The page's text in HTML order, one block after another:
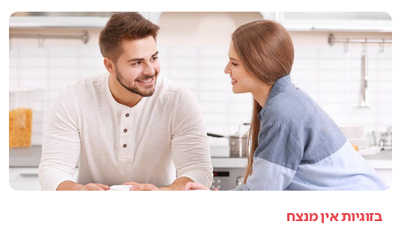
בזוגיות אין מנצח